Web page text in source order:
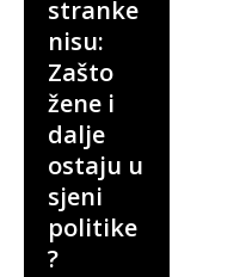
stranke
nisu:
Zašto
žene i
dalje
ostaju u
sjeni
politike
?